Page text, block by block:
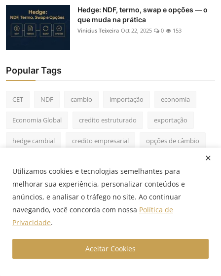
Hedge: NDF, termo, swap e opções — o
que muda na prática
Vinicius Teixeira Oct 22, 2025 0 153
Popular Tags
CET NDF cambio importação economia
Economia Global credito estruturado exportação
hedge cambial credito empresarial opções de câmbio
IPCA credito imobiliario debêntures BNDES
Utilizamos cookies e tecnologias semelhantes para
melhorar sua experiência, personalizar conteúdos e
anúncios, e analisar o tráfego no site. Ao continuar
navegando, você concorda com nossa Política de
Privacidade.
Aceitar Cookies